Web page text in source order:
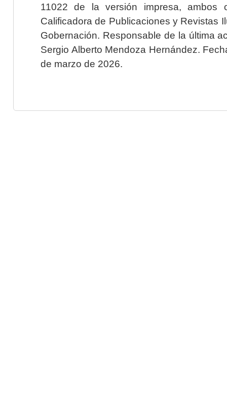
11022 de la versión impresa, ambos
Calificadora de Publicaciones y Revistas
Gobernación. Responsable de la última
Sergio Alberto Mendoza Hernández.
de marzo de 2026.